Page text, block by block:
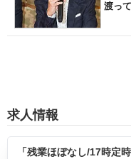
渡っ
求人情報
「残業ほぼなし/17時定